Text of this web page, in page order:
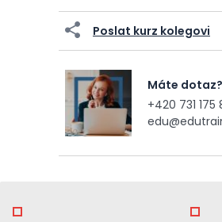
Poslat kurz kolegovi
Máte dotaz?
+420 731 175